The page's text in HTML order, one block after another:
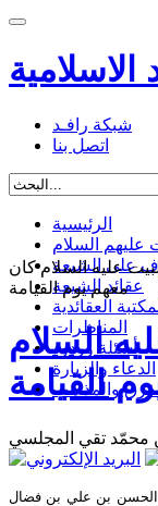
شبكة رافـد
اتصل بنا
الرئيسية
عليهم السلام
على الشيعة
عقائد الشيعة
العقائدية
المناظرات
أسئلة وردود
الدعاء والزيارة
والمذاهب
عليه السلام كان
معهم يوم القيامة
السلام
القيامة
محمّد تقي المجلسي
الحسن بن علي بن فضال